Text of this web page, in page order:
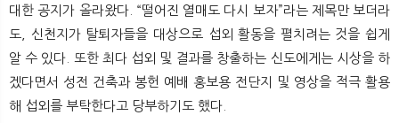
대한 공지가 올라왔다. “떨어진 열매도 다시 보자”라는 제목만 보더라
도, 신천지가 탈퇴자들을 대상으로 섭외 활동을 펼치려는 것을 쉽게
알 수 있다. 또한 최다 섭외 및 결과를 창출하는 신도에게는 시상을 하
겠다면서 성전 건축과 봉헌 예배 홍보용 전단지 및 영상을 적극 활용
해 섭외를 부탁한다고 당부하기도 했다.